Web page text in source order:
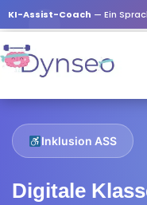
KI-Assist-Coach — Ein Sprach-
Inklusion ASS
Digitale